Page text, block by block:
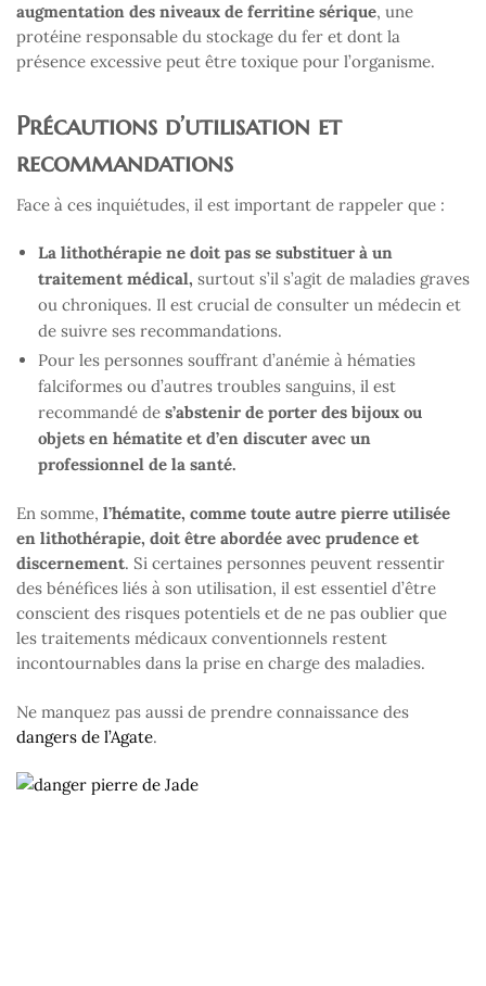
augmentation des niveaux de ferritine sérique, une
protéine responsable du stockage du fer et dont la
présence excessive peut être toxique pour l’organisme.
Précautions d’utilisation et
recommandations
Face à ces inquiétudes, il est important de rappeler que :
La lithothérapie ne doit pas se substituer à un
traitement médical, surtout s’il s’agit de maladies graves
ou chroniques. Il est crucial de consulter un médecin et
de suivre ses recommandations.
Pour les personnes souffrant d’anémie à hématies
falciformes ou d’autres troubles sanguins, il est
recommandé de s’abstenir de porter des bijoux ou
objets en hématite et d’en discuter avec un
professionnel de la santé.
En somme, l’hématite, comme toute autre pierre utilisée
en lithothérapie, doit être abordée avec prudence et
discernement. Si certaines personnes peuvent ressentir
des bénéfices liés à son utilisation, il est essentiel d’être
conscient des risques potentiels et de ne pas oublier que
les traitements médicaux conventionnels restent
incontournables dans la prise en charge des maladies.
Ne manquez pas aussi de prendre connaissance des
dangers de l’Agate.